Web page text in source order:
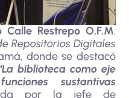
Restrepo O.F.M.
Repositorios Digitales
donde se destacó
biblioteca como eje
sustantivas
por la jefe de